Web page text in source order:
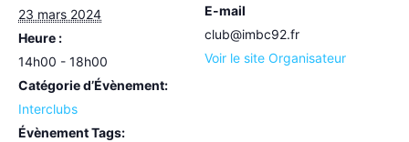
23 mars 2024
Heure :
14h00 - 18h00
Catégorie d’Évènement:
Interclubs
Évènement Tags:
E-mail
club@imbc92.fr
Voir le site Organisateur